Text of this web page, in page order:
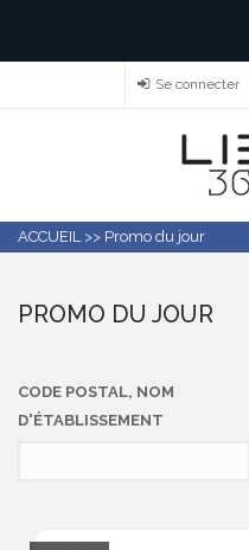
Se connecter
ACCUEIL>> Promo du jour
PROMO DU JOUR
CODE POSTAL, NOM
D'ÉTABLISSEMENT